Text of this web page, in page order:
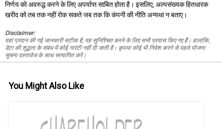
निर्णय को अवरुद्ध करने के लिए अपर्याप्त साबित होता है। इसलिए, अल्पसंख्यक हितधारक
खरीद को तब तक नहीं रोक सकते जब तक कि कंपनी की नीति अन्यथा न बताए।
Disclaimer:
यहां प्रदान की गई जानकारी सटीक है, यह सुनिश्चित करने के लिए सभी प्रयास किए गए हैं। हालांकि,
डेटा की शुद्धता के संबंध में कोई गारंटी नहीं दी जाती है। कृपया कोई भी निवेश करने से पहले योजना
सूचना दस्तावेज के साथ सत्यापित करें।
You Might Also Like